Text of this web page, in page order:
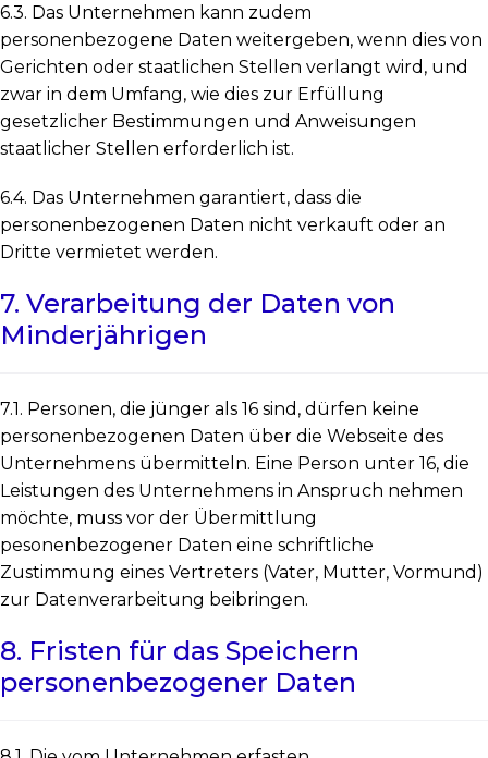
6.3. Das Unternehmen kann zudem
personenbezogene Daten weitergeben, wenn dies von
Gerichten oder staatlichen Stellen verlangt wird, und
zwar in dem Umfang, wie dies zur Erfüllung
gesetzlicher Bestimmungen und Anweisungen
staatlicher Stellen erforderlich ist.
6.4. Das Unternehmen garantiert, dass die
personenbezogenen Daten nicht verkauft oder an
Dritte vermietet werden.
7. Verarbeitung der Daten von
Minderjährigen
7.1. Personen, die jünger als 16 sind, dürfen keine
personenbezogenen Daten über die Webseite des
Unternehmens übermitteln. Eine Person unter 16, die
Leistungen des Unternehmens in Anspruch nehmen
möchte, muss vor der Übermittlung
pesonenbezogener Daten eine schriftliche
Zustimmung eines Vertreters (Vater, Mutter, Vormund)
zur Datenverarbeitung beibringen.
8. Fristen für das Speichern
personenbezogener Daten